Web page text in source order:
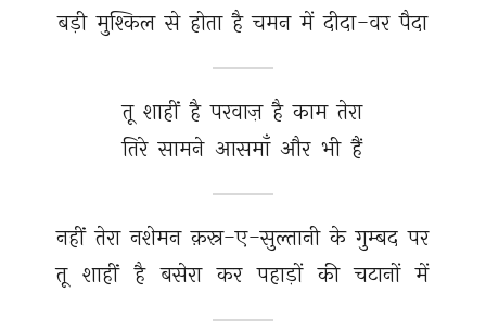
बड़ी मुश्किल से होता है चमन में दीदा-वर पैदा
तू शाहीं है परवाज़ है काम तेरा
तिरे सामने आसमाँ और भी हैं
नहीं तेरा नशेमन क़स्र-ए-सुल्तानी के गुम्बद पर
तू शाहीं है बसेरा कर पहाड़ों की चटानों में